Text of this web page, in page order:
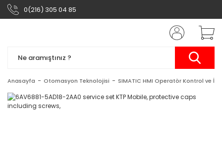
0(216) 305 04 85
Anasayfa Otomasyon Teknolojisi SIMATIC HMI Operatör Kontrol ve